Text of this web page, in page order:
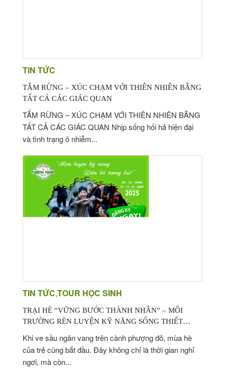
TIN TỨC
TẮM RỪNG – XÚC CHẠM VỚI THIÊN NHIÊN BẰNG
TẤT CẢ CÁC GIÁC QUAN
TẮM RỪNG – XÚC CHẠM VỚI THIÊN NHIÊN BẰNG
TẤT CẢ CÁC GIÁC QUAN Nhịp sống hối hả hiện đại
và tình trạng ô nhiễm...
TIN TỨC,TOUR HỌC SINH
TRẠI HÈ “VỮNG BƯỚC THÀNH NHÂN” – MÔI
TRƯỜNG RÈN LUYỆN KỸ NĂNG SỐNG THIẾT
Khi ve sầu ngân vang trên cành phượng đỏ, mùa hè
của trẻ cũng bắt đầu. Đây không chỉ là thời gian nghỉ
ngơi, mà còn...